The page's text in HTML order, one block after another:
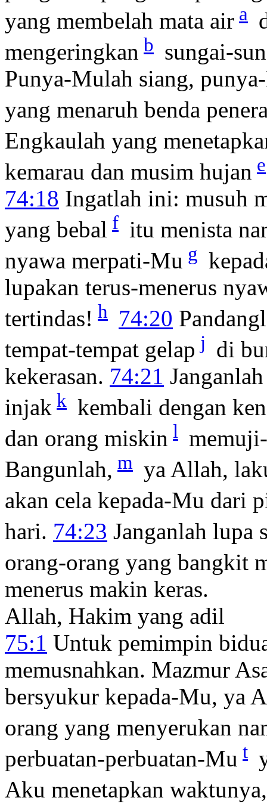
yang membelah mata air a
mengeringkan b sungai-
Punya-Mulah siang,
yang menaruh benda
Engkaulah yang
kemarau dan musim hujan e
74:18 Ingatlah ini: musuh
yang bebal f itu menista
nyawa merpati-Mu g
lupakan terus-menerus
tertindas! h 74:20
tempat-tempat gelap j di
kekerasan. 74:21
injak k kembali dengan
dan orang miskin l
Bangunlah, m ya Allah,
akan cela kepada-Mu dari
hari. 74:23 Janganlah lupa
orang-orang yang bangkit
menerus makin keras.
Allah, Hakim yang adil
75:1 Untuk pemimpin
memusnahkan. Mazmur
bersyukur kepada-Mu, ya
orang yang menyerukan
perbuatan-perbuatan-Mu t
Aku menetapkan waktunya,